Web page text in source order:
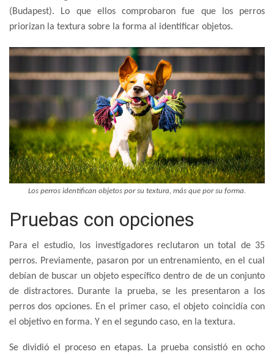
(Budapest). Lo que ellos comprobaron fue que los perros
priorizan la textura sobre la forma al identificar objetos.
Los perros identifican objetos por su textura, más que por su forma.
Pruebas con opciones
Para el estudio, los investigadores reclutaron un total de 35
perros. Previamente, pasaron por un entrenamiento, en el cual
debían de buscar un objeto específico dentro de de un conjunto
de distractores. Durante la prueba, se les presentaron a los
perros dos opciones. En el primer caso, el objeto coincidía con
el objetivo en forma. Y en el segundo caso, en la textura.
Se dividió el proceso en etapas. La prueba consistió en ocho